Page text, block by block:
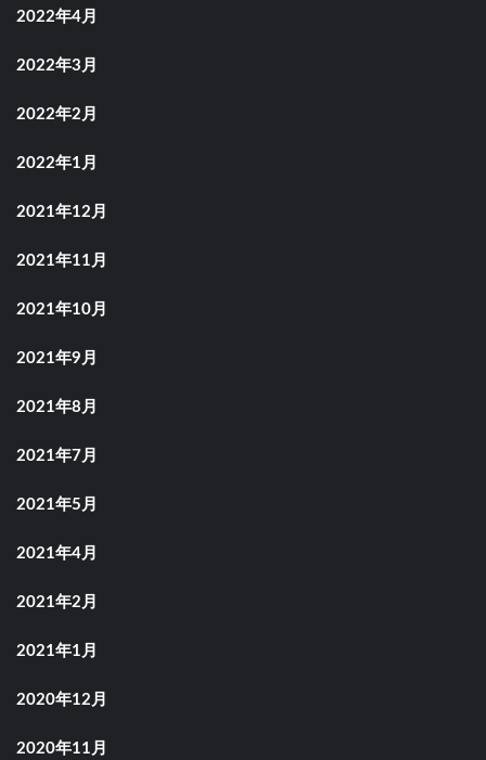
2022年4月
2022年3月
2022年2月
2022年1月
2021年12月
2021年11月
2021年10月
2021年9月
2021年8月
2021年7月
2021年5月
2021年4月
2021年2月
2021年1月
2020年12月
2020年11月